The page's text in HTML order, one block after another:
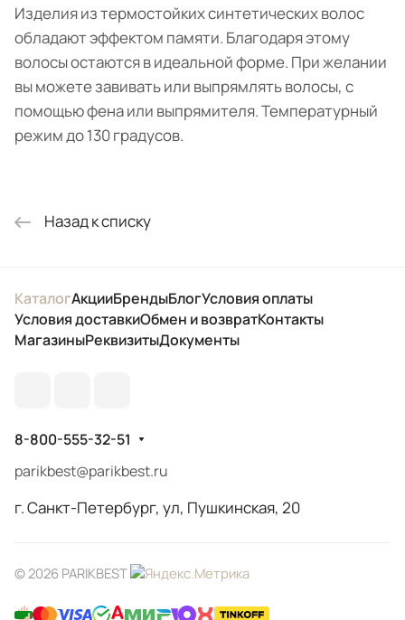
Изделия из термостойких синтетических волос
обладают эффектом памяти. Благодаря этому
волосы остаются в идеальной форме. При желании
вы можете завивать или выпрямлять волосы, с
помощью фена или выпрямителя. Температурный
режим до 130 градусов.
Назад к списку
КаталогАкцииБрендыБлогУсловия оплаты
Условия доставкиОбмен и возвратКонтакты
МагазиныРеквизитыДокументы
8-800-555-32-51
parikbest@parikbest.ru
г. Санкт-Петербург, ул, Пушкинская, 20
© 2026 PARIKBEST